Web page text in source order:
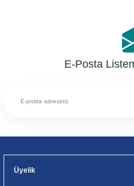
E-Posta
Üyelik